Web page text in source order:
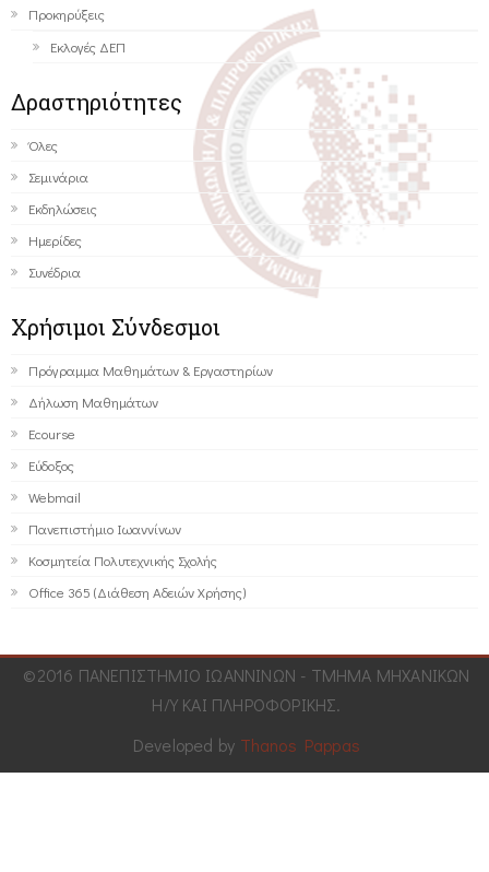
Προκηρύξεις
Εκλογές ΔΕΠ
Δραστηριότητες
Όλες
Σεμινάρια
Εκδηλώσεις
Ημερίδες
Συνέδρια
Χρήσιμοι Σύνδεσμοι
Πρόγραμμα Μαθημάτων & Εργαστηρίων
Δήλωση Μαθημάτων
Ecourse
Εύδοξος
Webmail
Πανεπιστήμιο Ιωαννίνων
Κοσμητεία Πολυτεχνικής Σχολής
Office 365 (Διάθεση Αδειών Χρήσης)
©2016 ΠΑΝΕΠΙΣΤΗΜΙΟ ΙΩΑΝΝΙΝΩΝ - ΤΜΗΜΑ ΜΗΧΑΝΙΚΩΝ
Η/Υ ΚΑΙ ΠΛΗΡΟΦΟΡΙΚΗΣ.
Developed by Thanos Pappas